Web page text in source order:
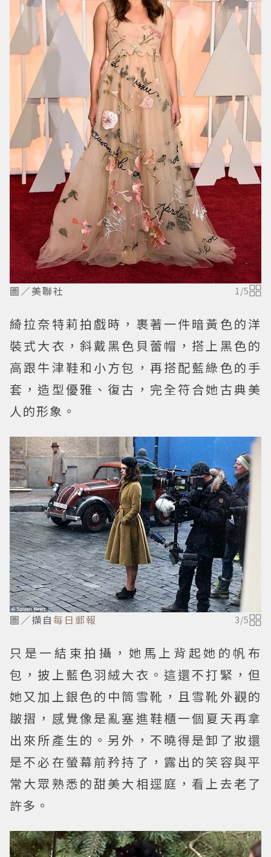
圖／美聯社 1 /5
綺拉奈特莉拍戲時，裹著一件暗黃色的洋
裝式大衣，斜戴黑色貝蕾帽，搭上黑色的
高跟牛津鞋和小方包，再搭配藍綠色的手
套，造型優雅、復古，完全符合她古典美
人的形象。
圖／擷自每日郵報 3/5
只是一結束拍攝，她馬上背起她的帆布
包，披上藍色羽絨大衣。這還不打緊，但
她又加上銀色的中筒雪靴，且雪靴外觀的
皺摺，感覺像是亂塞進鞋櫃一個夏天再拿
出來所產生的。另外，不曉得是卸了妝還
是不必在螢幕前矜持了，露出的笑容與平
常大眾熟悉的甜美大相逕庭，看上去老了
許多。